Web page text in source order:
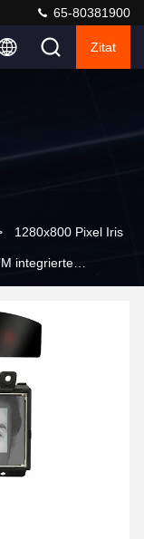
65-80381900
Zitat
1280x800 Pixel Iris
integrierte